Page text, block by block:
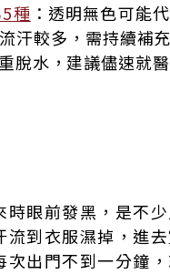
種 ：透明無色可能
汗較多，需持續補
脫水，建議儘速就醫
眼前發黑，是不
到衣服濕掉，進
出門不到一分鐘